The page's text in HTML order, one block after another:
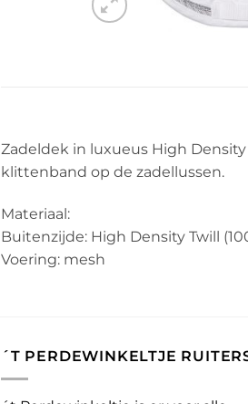
Zadeldek in luxueus High
klittenband op de zadellussen.
Materiaal:
Buitenzijde: High Density Twill
Voering: mesh
´T PERDEWINKELTJE